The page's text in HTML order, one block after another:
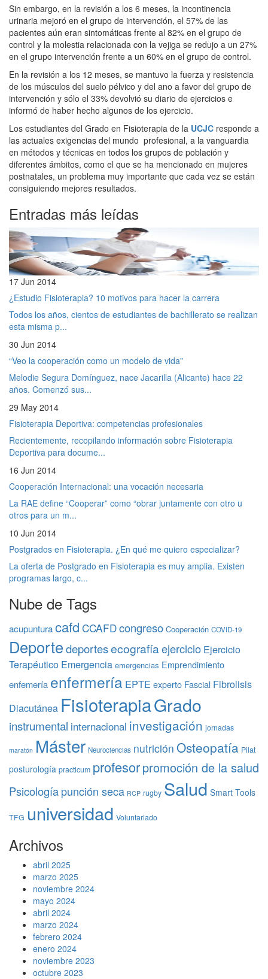
Sin embargo, en la revisión a los 6 meses, la incontinencia
urinaria mejoró en el grupo de intervención, el 57% de las
pacientes aún eran sintomáticas frente al 82% en el grupo de
control y la molestia relacionada con la vejiga se redujo a un 27%
en el grupo intervención frente a un 60% en el grupo de control.
En la revisión a los 12 meses, se mantuvo la fuerza y resistencia
de los músculos del suelo pélvico y del ano a favor del grupo de
intervención y sólo el 33% devolvió su diario de ejercicios e
informó de haber hecho algunos de los ejercicio.
Los estudiantes del Grado en Fisioterapia de la UCJC responde a
las actuales exigencias del mundo profesional, a la vanguardia
en métodos y técnicas en todos los grupos de población y
diferentes ámbitos, como el que se ha mencionado en mujeres
postnatales, un problema muy importante que cada vez se están
consiguiendo mejores resultados.
Entradas más leídas
17 Jun 2014
¿Estudio Fisioterapia? 10 motivos para hacer la carrera
Todos los años, cientos de estudiantes de bachillerato se realizan
esta misma p...
30 Jun 2014
“Veo la cooperación como un modelo de vida”
Melodie Segura Domínguez, nace Jacarilla (Alicante) hace 22
años. Comenzó sus...
29 May 2014
Fisioterapia Deportiva: competencias profesionales
Recientemente, recopilando información sobre Fisioterapia
Deportiva para docume...
16 Jun 2014
Cooperación Internacional: una vocación necesaria
La RAE define “Cooperar” como “obrar juntamente con otro u
otros para un m...
10 Jun 2014
Postgrados en Fisioterapia. ¿En qué me quiero especializar?
La oferta de Postgrado en Fisioterapia es muy amplia. Existen
programas largo, c...
Nube de Tags
acupunturacafd CCAFDcongreso Cooperación COVID-19
Deportedeportesecografíaejercicio Ejercicio
Terapéutico Emergencia emergencias Emprendimiento
enfemería enfermería EPTE experto Fascial Fibrolisis
Diacutánea FisioterapiaGrado
instrumental internacional investigación jornadas
maratón Máster Neurociencias nutrición Osteopatía Pilat
posturología practicum profesorpromoción de la salud
Psicologíapunción seca RCP rugby Salud Smart Tools
TFG universidad Voluntariado
Archivos
abril 2025
marzo 2025
noviembre 2024
mayo 2024
abril 2024
marzo 2024
febrero 2024
enero 2024
noviembre 2023
octubre 2023